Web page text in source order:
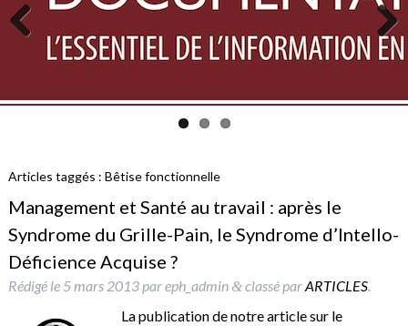
Previous Next
Articles taggés : Bêtise fonctionnelle
Management et Santé au travail : après le
Syndrome du Grille-Pain, le Syndrome d’Intello-
Déficience Acquise ?
Rédigé le 5 mars 2013pareph_admin &classé parARTICLES.
La publication de notre article sur le